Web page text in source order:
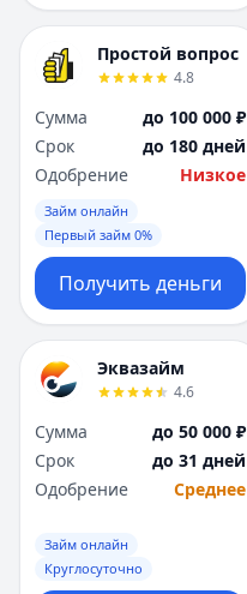
Простой вопрос
4.8
Сумма
до 100 000 ₽
Срок
до 180 дней
Одобрение
Низкое
Займ онлайн
Первый займ 0%
Получить деньги
Эквазайм
4.6
Сумма
до 50 000 ₽
Срок
до 31 дней
Одобрение
Среднее
Займ онлайн
Круглосуточно